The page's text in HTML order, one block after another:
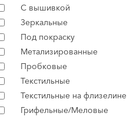
С вышивкой
Зеркальные
Под покраску
Метализированные
Пробковые
Текстильные
Текстильные на флизелине
Грифельные/Меловые